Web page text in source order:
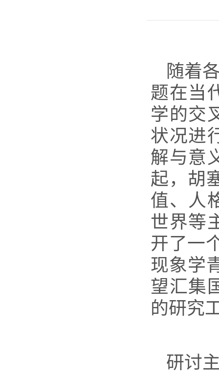
随着
题在当
学的交
状况进
解与意
起，胡
值、人
世界等
开了一
现象学
望汇集
的研究
研讨